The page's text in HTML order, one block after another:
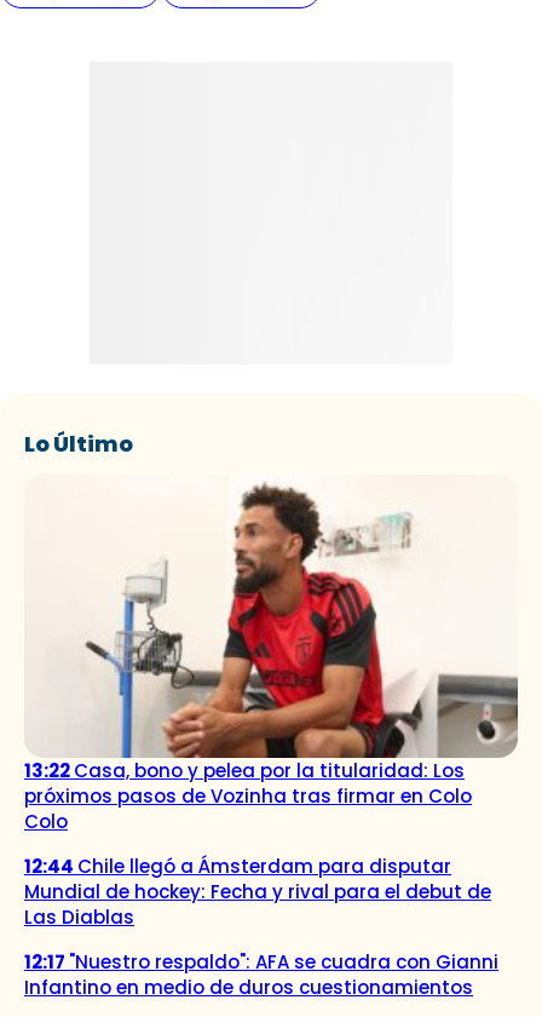
Lo Último
13:22Casa, bono y pelea por la titularidad: Los
próximos pasos de Vozinha tras firmar en Colo
Colo
12:44 Chile llegó a Ámsterdam para disputar
Mundial de hockey: Fecha y rival para el debut de
Las Diablas
12:17 "Nuestro respaldo": AFA se cuadra con Gianni
Infantino en medio de duros cuestionamientos